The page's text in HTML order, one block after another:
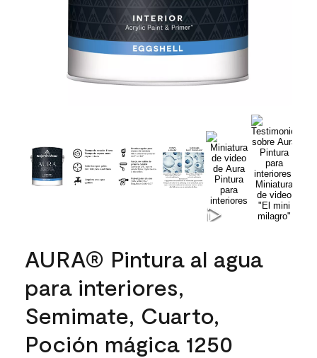
AURA® Pintura al agua
para interiores,
Semimate, Cuarto,
Poción mágica 1250